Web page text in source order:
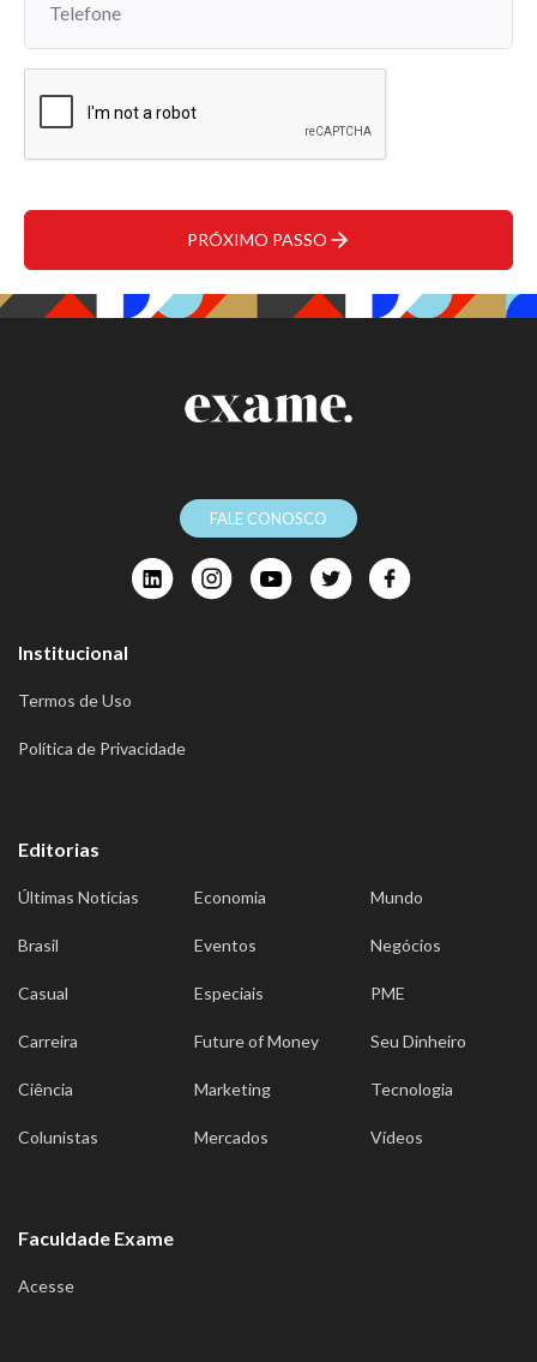
Telefone
PRÓXIMO PASSO
FALE CONOSCO
Institucional
Termos de Uso
Política de Privacidade
Editorias
Últimas Notícias
Brasil
Casual
Carreira
Ciência
Colunistas
Economia
Eventos
Especiais
Future of Money
Marketing
Mercados
Mundo
Negócios
PME
Seu Dinheiro
Tecnologia
Vídeos
Faculdade Exame
Acesse